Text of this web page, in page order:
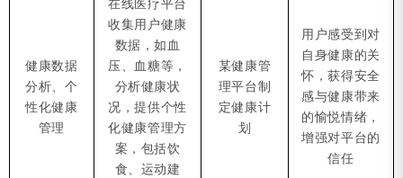
健康数据
分析、个
性化健康
管理
在线医疗平台
收集用户健康
数据，如血
压、血糖等，
分析健康状
况，提供个性
化健康管理方
案，包括饮
食、运动建
某健康管
理平台制
定健康计
划
用户感受到对
自身健康的关
怀，获得安全
感与健康带来
的愉悦情绪，
增强对平台的
信任